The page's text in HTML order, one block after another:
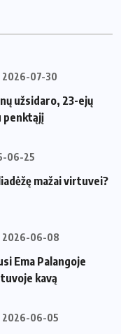
2026-07-30
užsidaro, 23-ejų
penktąjį
06-25
mažai virtuvei?
2026-06-08
Ema Palangoje
kavą
2026-06-05